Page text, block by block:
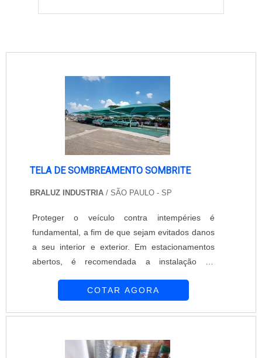
TELA DE SOMBREAMENTO SOMBRITE
BRALUZ INDUSTRIA / SÃO PAULO - SP
Proteger o veículo contra intempéries é
fundamental, a fim de que sejam evitados danos
a seu interior e exterior. Em estacionamentos
abertos, é recomendada a instalação de
responsáveis por proteger o veículo da
superaquecer o interior do veículo e ressecar
COTAR AGORA